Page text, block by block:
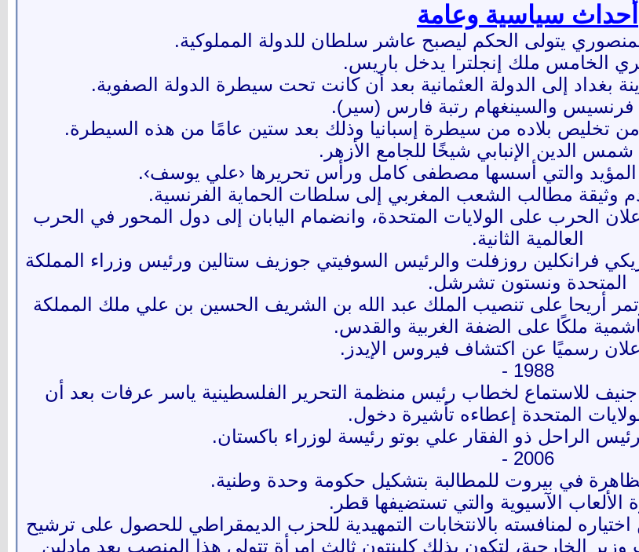
أحداث سياسية وعامة
إعلان الحرب على الولايات المتحدة، وانضمام اليابان إلى دول المحور في الحرب
العالمية الثانية.
فرانكلين روزفلت والرئيس السوفيتي جوزيف ستالين ورئيس وزراء المملكة
المتحدة ونستون تشرشل.
مؤتمر أريحا على تنصيب الملك عبد الله بن الشريف الحسين بن علي ملك المملكة
ملكًا على الضفة الغربية والقدس.
1988 -
جنيف للاستماع لخطاب رئيس منظمة التحرير الفلسطينية ياسر عرفات بعد أن
المتحدة إعطاءه تأشيرة دخول.
الراحل ذو الفقار علي بوتو رئيسة لوزراء باكستان.
2006 -
مظاهرة في بيروت للمطالبة بتشكيل حكومة وحدة وطنية.
الألعاب الآسيوية والتي تستضيفها قطر.
اختياره لمنافسته بالانتخابات التمهيدية للحزب الديمقراطي للحصول على ترشيح
وزير الخارجية، لتكون بذلك كلينتون ثالث امرأة تتولى هذا المنصب بعد مادلين